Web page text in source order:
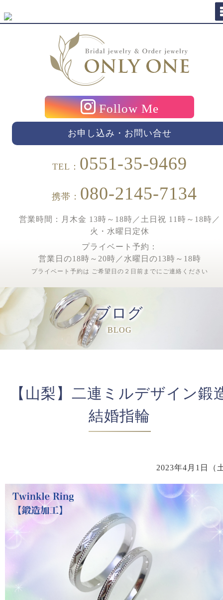
Follow Me
お申し込み・お問い合せ
TEL： 0551-35-9469
携帯： 080-2145-7134
営業時間：月木金 13時～18時／土日祝 11時～18時／
火・水曜日定休
プライベート予約：
営業日の18時～20時／水曜日の13時～18時
プライベート予約は ご希望日の２日前までにご連絡ください
ブログ
BLOG
【山梨】二連ミルデザイン鍛
結婚指輪
2023年4月1日（